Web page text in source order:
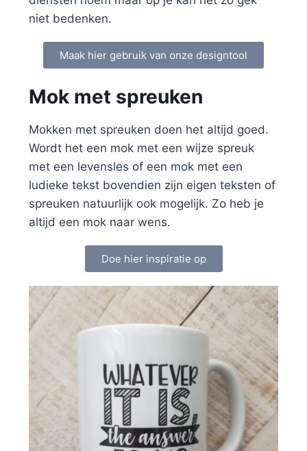
niet bedenken.
Maak hier gebruik van onze designtool
Mok met spreuken
Mokken met spreuken doen het altijd goed.
Wordt het een mok met een wijze spreuk
met een levensles of een mok met een
ludieke tekst bovendien zijn eigen teksten of
spreuken natuurlijk ook mogelijk. Zo heb je
altijd een mok naar wens.
Doe hier inspiratie op